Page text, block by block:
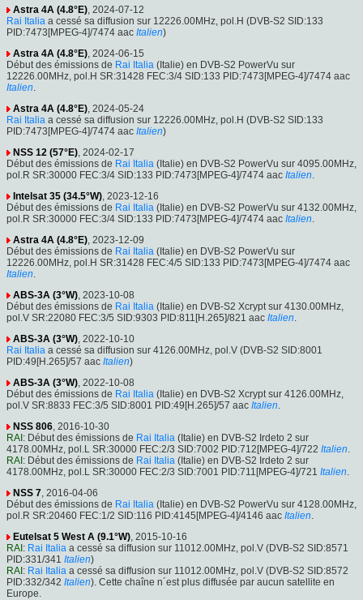
Astra 4A (4.8°E) , 2024-07-12
Rai Italia a cessé sa diffusion sur 12226.00MHz, pol.H (DVB-S2 SID:133
PID:7473[MPEG-4]/7474 aac Italien)
Astra 4A (4.8°E) , 2024-06-15
Début des émissions de Rai Italia (Italie) en DVB-S2 PowerVu sur
12226.00MHz, pol.H SR:31428 FEC:3/4 SID:133 PID:7473[MPEG-4]/7474 aac
Italien
Astra 4A (4.8°E) , 2024-05-24
Rai Italia a cessé sa diffusion sur 12226.00MHz, pol.H (DVB-S2 SID:133
PID:7473[MPEG-4]/7474 aac Italien)
NSS 12 (57°E) , 2024-02-17
Début des émissions de Rai Italia (Italie) en DVB-S2 PowerVu sur 4095.00MHz,
pol.R SR:30000 FEC:3/4 SID:133 PID:7473[MPEG-4]/7474 aac Italien
Intelsat 35 (34.5°W) , 2023-12-16
Début des émissions de Rai Italia (Italie) en DVB-S2 PowerVu sur 4132.00MHz,
pol.R SR:30000 FEC:3/4 SID:133 PID:7473[MPEG-4]/7474 aac Italien
Astra 4A (4.8°E) , 2023-12-09
Début des émissions de Rai Italia (Italie) en DVB-S2 PowerVu sur
12226.00MHz, pol.H SR:31428 FEC:4/5 SID:133 PID:7473[MPEG-4]/7474 aac
Italien
ABS-3A (3°W) , 2023-10-08
Début des émissions de Rai Italia (Italie) en DVB-S2 Xcrypt sur 4130.00MHz,
pol.V SR:22080 FEC:3/5 SID:9303 PID:811[H.265]/821 aac Italien
ABS-3A (3°W) , 2022-10-10
Rai Italia a cessé sa diffusion sur 4126.00MHz, pol.V (DVB-S2 SID:8001
PID:49[H.265]/57 aac Italien)
ABS-3A (3°W) , 2022-10-08
Début des émissions de Rai Italia (Italie) en DVB-S2 Xcrypt sur 4126.00MHz,
pol.V SR:8833 FEC:3/5 SID:8001 PID:49[H.265]/57 aac Italien
NSS 806 , 2016-10-30
RAI: Début des émissions de Rai Italia (Italie) en DVB-S2 Irdeto 2 sur
4178.00MHz, pol.L SR:30000 FEC:2/3 SID:7002 PID:712[MPEG-4]/722 Italien
RAI: Début des émissions de Rai Italia (Italie) en DVB-S2 Irdeto 2 sur
4178.00MHz, pol.L SR:30000 FEC:2/3 SID:7001 PID:711[MPEG-4]/721 Italien
NSS 7 , 2016-04-06
Début des émissions de Rai Italia (Italie) en DVB-S2 PowerVu sur 4128.00MHz,
pol.R SR:20460 FEC:1/2 SID:116 PID:4145[MPEG-4]/4146 aac Italien
Eutelsat 5 West A (9.1°W) , 2015-10-16
RAI: Rai Italia a cessé sa diffusion sur 11012.00MHz, pol.V (DVB-S2 SID:8571
PID:331/341 Italien)
RAI: Rai Italia a cessé sa diffusion sur 11012.00MHz, pol.V (DVB-S2 SID:8572
PID:332/342 Italien). Cette chaîne n´est plus diffusée par aucun satellite en
Europe.